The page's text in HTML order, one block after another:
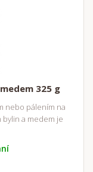
325 g
nebo pálením na
bylin a medem je